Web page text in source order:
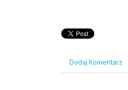
Dodaj Komentarz